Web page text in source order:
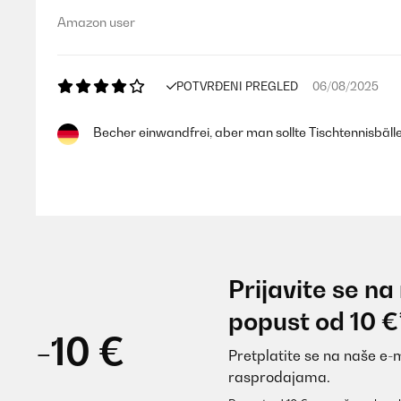
Amazon user
POTVRĐENI PREGLED 06/08/2025
Becher einwandfrei, aber man sollte
Amazon-Benutzer
-10 €
Prijavite se
popust od 10
Pretplatite se na naše e-
rasprodajama.